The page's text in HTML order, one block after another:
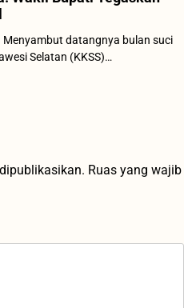
Menyambut datangnya bulan suci
Selatan (KKSS)…
Ruas yang wajib